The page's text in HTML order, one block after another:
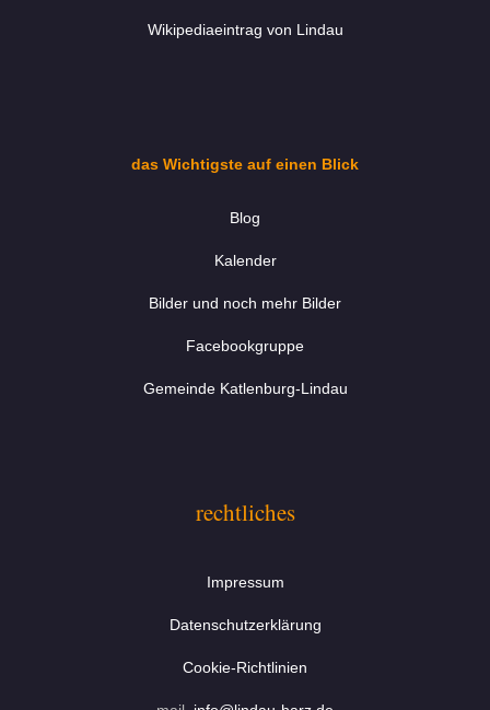
Wikipediaeintrag von Lindau
das Wichtigste auf einen Blick
Blog
Kalender
Bilder und noch mehr Bilder
Facebookgruppe
Gemeinde Katlenburg-Lindau
rechtliches
Impressum
Datenschutzerklärung
Cookie-Richtlinien